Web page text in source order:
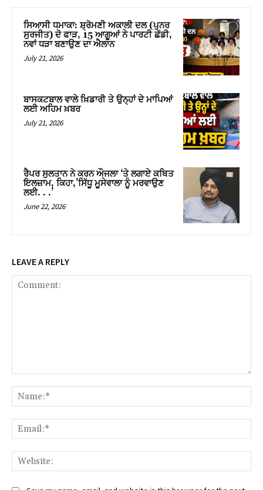
ਸਿਆਸੀ ਧਮਾਕਾ: ਸ਼੍ਰੋਮਣੀ ਅਕਾਲੀ ਦਲ (ਪੁਨਰ
ਸੁਰਜੀਤ) ਦੋ ਫਾੜ, 15 ਆਗੂਆਂ ਨੇ ਪਾਰਟੀ ਛੱਡੀ,
ਨਵਾਂ ਧੜਾ ਬਣਾਉਣ ਦਾ ਐਲਾਨ
July 21, 2026
ਬਾਸਕਟਬਾਲ ਵਾਲੇ ਖ਼ਿਡਾਰੀ ਤੇ ਉਨ੍ਹਾਂ ਦੇ ਮਾਪਿਆਂ
ਲਈ ਅਹਿਮ ਖ਼ਬਰ
July 21, 2026
ਰੈਪਰ ਸੁਲਤਾਨ ਨੇ ਕਰਨ ਔਜਲਾ ‘ਤੇ ਲਗਾਏ ਕਥਿਤ
ਇਲਜ਼ਾਮ, ਕਿਹਾ,’ਸਿੱਧੂ ਮੂਸੇਵਾਲਾ ਨੂੰ ਮਰਵਾਉਣ
ਲਈ. . .’
June 22, 2026
LEAVE A REPLY